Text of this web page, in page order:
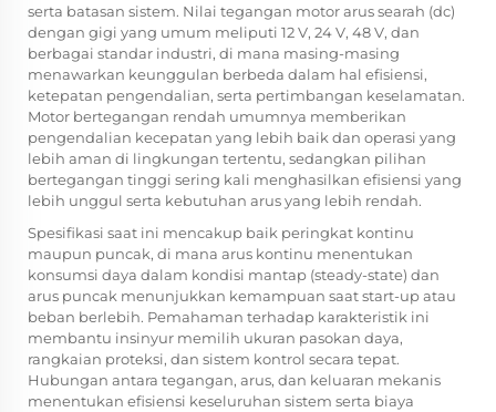
serta batasan sistem. Nilai tegangan motor arus searah (dc)
dengan gigi yang umum meliputi 12 V, 24 V, 48 V, dan
berbagai standar industri, di mana masing-masing
menawarkan keunggulan berbeda dalam hal efisiensi,
ketepatan pengendalian, serta pertimbangan keselamatan.
Motor bertegangan rendah umumnya memberikan
pengendalian kecepatan yang lebih baik dan operasi yang
lebih aman di lingkungan tertentu, sedangkan pilihan
bertegangan tinggi sering kali menghasilkan efisiensi yang
lebih unggul serta kebutuhan arus yang lebih rendah.
Spesifikasi saat ini mencakup baik peringkat kontinu
maupun puncak, di mana arus kontinu menentukan
konsumsi daya dalam kondisi mantap (steady-state) dan
arus puncak menunjukkan kemampuan saat start-up atau
beban berlebih. Pemahaman terhadap karakteristik ini
membantu insinyur memilih ukuran pasokan daya,
rangkaian proteksi, dan sistem kontrol secara tepat.
Hubungan antara tegangan, arus, dan keluaran mekanis
menentukan efisiensi keseluruhan sistem serta biaya